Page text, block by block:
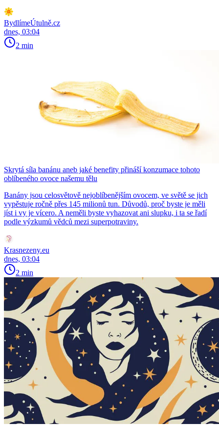
BydlímeÚtulně.cz
dnes, 03:04
2 min
Skrytá síla banánu aneb jaké benefity přináší konzumace tohoto
oblíbeného ovoce našemu tělu
Banány jsou celosvětově nejoblíbenějším ovocem, ve světě se jich
vypěstuje ročně přes 145 milionů tun. Důvodů, proč byste je měli
jíst i vy je vícero. A neměli byste vyhazovat ani slupku, i ta se řadí
podle výzkumů vědců mezi superpotraviny.
Krasnezeny.eu
dnes, 03:04
2 min